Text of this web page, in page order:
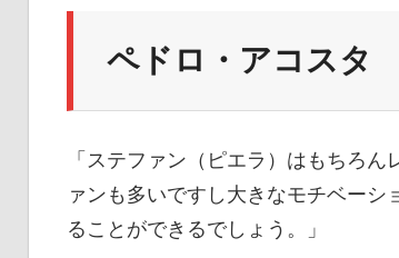
ペドロ・アコスタ
「ステファン（ピエラ）はもちろ
ァンも多いですし大きなモチベー
ることができるでしょう。」